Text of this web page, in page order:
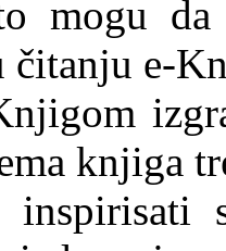
mogu
čitanju e-
knjiga